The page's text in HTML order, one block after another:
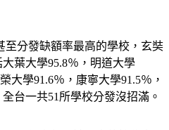
至分發缺額率最高的學校，玄奘
葉大學95.8％，明道大學
大學91.6％，康寧大學91.5％，
台一共51所學校分發沒招滿。